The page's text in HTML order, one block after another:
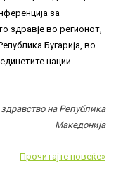
за
здравје во регионот,
Бугарија, во
нации
на Република
Македонија
Прочитајте повеќе»